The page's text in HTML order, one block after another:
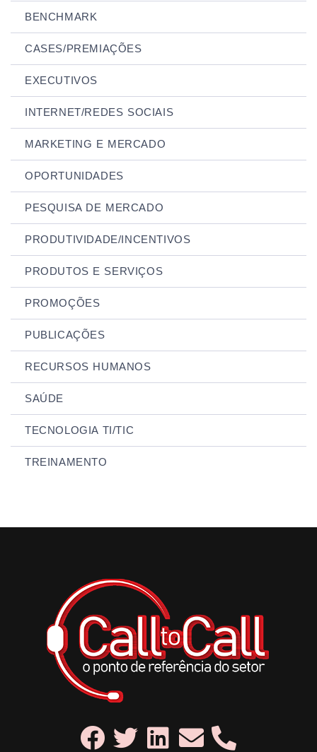
BENCHMARK
CASES/PREMIAÇÕES
EXECUTIVOS
INTERNET/REDES SOCIAIS
MARKETING E MERCADO
OPORTUNIDADES
PESQUISA DE MERCADO
PRODUTIVIDADE/INCENTIVOS
PRODUTOS E SERVIÇOS
PROMOÇÕES
PUBLICAÇÕES
RECURSOS HUMANOS
SAÚDE
TECNOLOGIA TI/TIC
TREINAMENTO